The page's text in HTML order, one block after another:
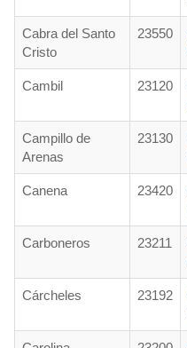
Cabra del Santo
Cristo
23550
Cambil 23120
Campillo de
Arenas
23130
Canena 23420
Carboneros 23211
Cárcheles 23192